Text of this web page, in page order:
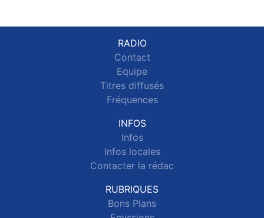
RADIO
Contact
Equipe
Titres diffusés
Fréquences
INFOS
Infos
Infos locales
Contacter la rédac
RUBRIQUES
Bons Plans